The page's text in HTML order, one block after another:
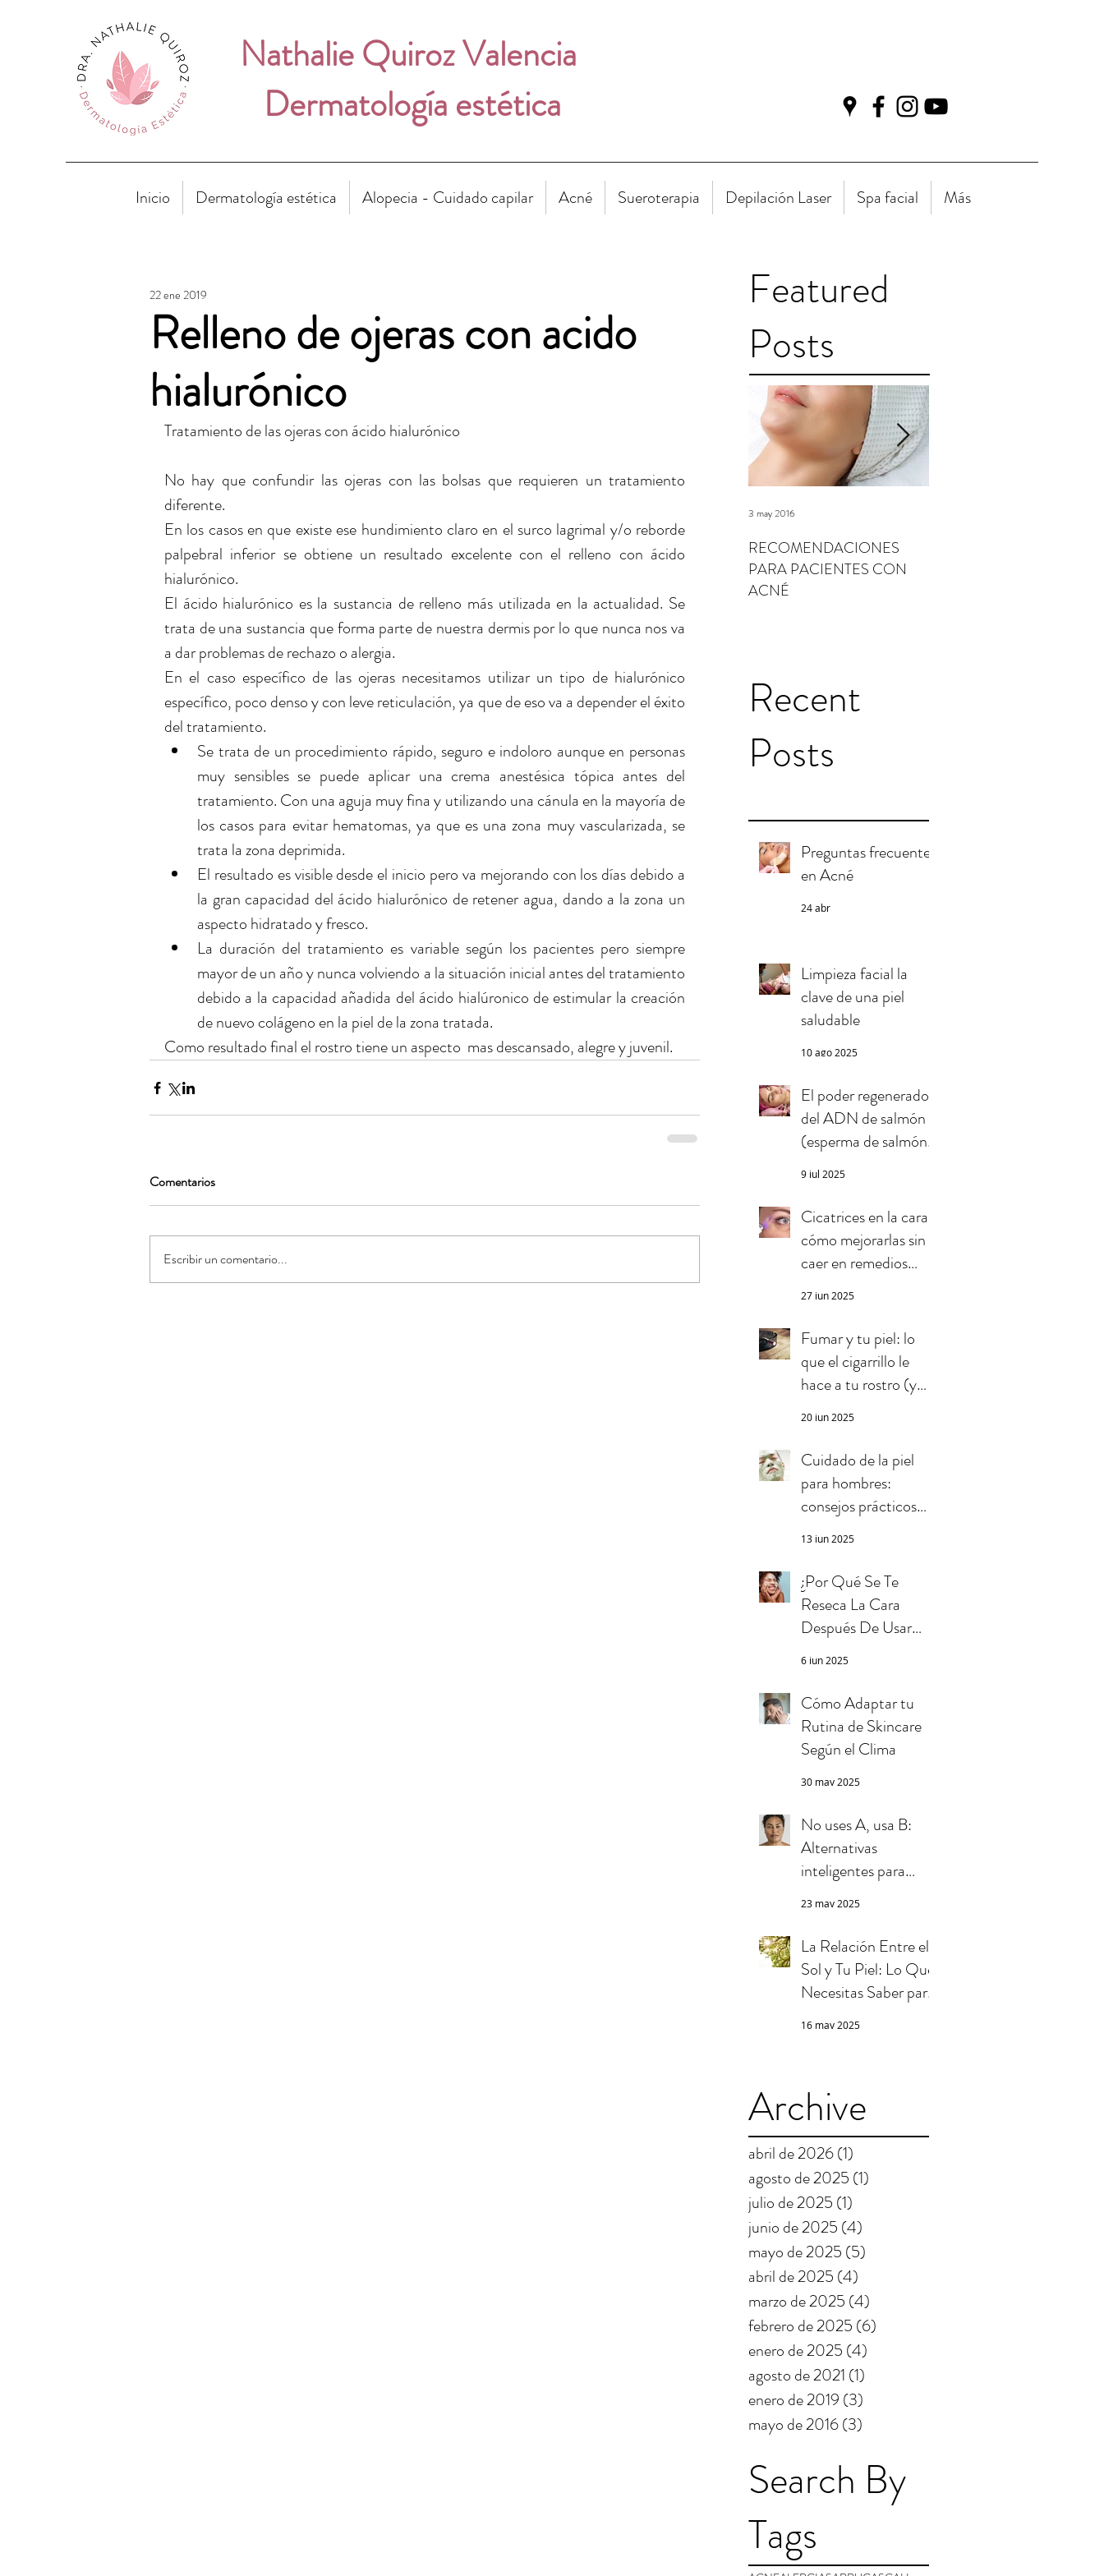
Nathalie Quiroz Valencia
Dermatología estética
Inicio Dermatología estética Alopecia - Cuidado capilar Acné Sueroterapia Depilación Laser Spa facial Más
Featured
Posts
RECOMENDACIONES
PARA PACIENTES CON
ACNÉ
3 may 2016
Recent
Posts
Preguntas frecuentes
en Acné
24 abr
Limpieza facial la
clave de una piel
saludable
10 ago 2025
El poder regenerador
del ADN de salmón
(esperma de salmón)
en la piel
9 jul 2025
Cicatrices en la cara:
cómo mejorarlas sin
caer en remedios
27 jun 2025
Fumar y tu piel: lo
que el cigarrillo le
hace a tu rostro (y
20 jun 2025
Cuidado de la piel
para hombres:
consejos prácticos
13 jun 2025
¿Por Qué Se Te
Reseca La Cara
Después De Usar
Soluciones
6 jun 2025
Cómo Adaptar tu
Rutina de Skincare
Según el Clima
30 may 2025
No uses A, usa B:
Alternativas
inteligentes para
23 may 2025
La Relación Entre el
Sol y Tu Piel: Lo Que
Necesitas Saber para
16 may 2025
Archive
abril de 2026(1)
agosto de 2025 (1)
julio de 2025 (1)
junio de 2025 (4)
mayo de 2025 (5)
abril de 2025 (4)
marzo de 2025 (4)
febrero de 2025 (6)
enero de 2025 (4)
agosto de 2021 (1)
enero de 2019 (3)
mayo de 2016(3)
Search By
Tags
Relleno de ojeras con acido
hialurónico
22 ene 2019
Tratamiento de las ojeras con ácido hialurónico
No hay que confundir las ojeras con las bolsas que requieren un tratamiento
diferente.
En los casos en que existe ese hundimiento claro en el surco lagrimal y/o reborde
palpebral inferior se obtiene un resultado excelente con el relleno con ácido
hialurónico.
El ácido hialurónico es la sustancia de relleno más utilizada en la actualidad. Se
trata de una sustancia que forma parte de nuestra dermis por lo que nunca nos va
a dar problemas de rechazo o alergia.
En el caso específico de las ojeras necesitamos utilizar un tipo de hialurónico
específico, poco denso y con leve reticulación, ya que de eso va a depender el éxito
del tratamiento.
Se trata de un procedimiento rápido, seguro e indoloro aunque en personas
muy sensibles se puede aplicar una crema anestésica tópica antes del
tratamiento. Con una aguja muy fina y utilizando una cánula en la mayoría de
los casos para evitar hematomas, ya que es una zona muy vascularizada, se
trata la zona deprimida.
El resultado es visible desde el inicio pero va mejorando con los días debido a
la gran capacidad del ácido hialurónico de retener agua, dando a la zona un
aspecto hidratado y fresco.
La duración del tratamiento es variable según los pacientes pero siempre
mayor de un año y nunca volviendo a la situación inicial antes del tratamiento
debido a la capacidad añadida del ácido hialúronico de estimular la creación
de nuevo colágeno en la piel de la zona tratada.
Como resultado final el rostro tiene un aspecto  mas descansado, alegre y juvenil.
Comentarios
Escribir un comentario...